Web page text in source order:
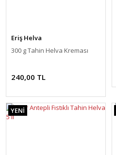
Eriş Helva
300 g Tahin Helva Kreması
240,00 TL
YENİ